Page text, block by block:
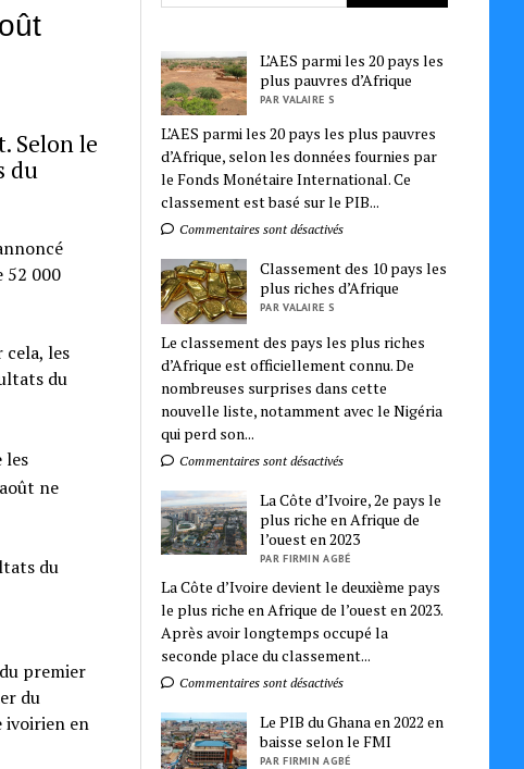
Selon le
du
52 000
les
du
les
ne
du
premier
du
ivoirien en
L’AES parmi les 20 pays les
plus pauvres d’Afrique
PAR VALAIRE S
L’AES parmi les 20 pays les plus pauvres
d’Afrique, selon les données fournies par
le Fonds Monétaire International. Ce
classement est basé sur le PIB...
Commentaires sont désactivés
Classement des 10 pays les
plus riches d’Afrique
PAR VALAIRE S
Le classement des pays les plus riches
d’Afrique est officiellement connu. De
nombreuses surprises dans cette
nouvelle liste, notamment avec le Nigéria
qui perd son...
Commentaires sont désactivés
La Côte d’Ivoire, 2e pays le
plus riche en Afrique de
l’ouest en 2023
PAR FIRMIN AGBÉ
La Côte d’Ivoire devient le deuxième pays
le plus riche en Afrique de l’ouest en 2023.
Après avoir longtemps occupé la
seconde place du classement...
Commentaires sont désactivés
Le PIB du Ghana en 2022 en
baisse selon le FMI
PAR FIRMIN AGBÉ